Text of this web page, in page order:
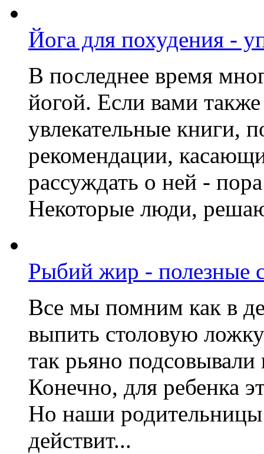
Йога для похудения -
В последнее время
йогой. Если вами
увлекательные книги,
рекомендации,
рассуждать о ней -
Некоторые люди,
Рыбий жир - полезные
Все мы помним как в
выпить столовую
так рьяно
Конечно, для ребенка
Но наши родительницы
действит...